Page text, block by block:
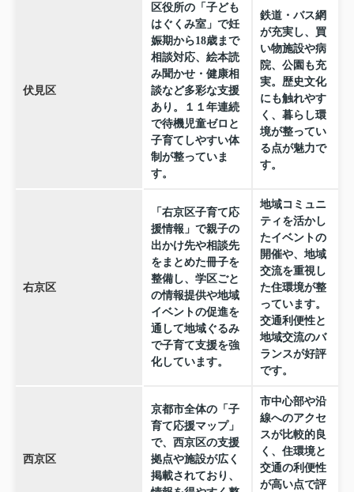
伏見区
区役所の「子ども
はぐくみ室」で妊
娠期から18歳まで
相談対応、絵本読
み聞かせ・健康相
談など多彩な支援
あり。１１年連続
で待機児童ゼロと
子育てしやすい体
制が整っていま
す。
鉄道・バス網
が充実し、買
い物施設や病
院、公園も充
実。歴史文化
にも触れやす
く、暮らし環
境が整ってい
る点が魅力で
す。
右京区
「右京区子育て応
援情報」で親子の
出かけ先や相談先
をまとめた冊子を
整備し、学区ごと
の情報提供や地域
イベントの促進を
通して地域ぐるみ
で子育て支援を強
化しています。
地域コミュニ
ティを活かし
たイベントの
開催や、地域
交流を重視し
た住環境が整
っています。
交通利便性と
地域交流のバ
ランスが好評
です。
西京区
京都市全体の「子
育て応援マップ」
で、西京区の支援
拠点や施設が広く
掲載されており、
市中心部や沿
線へのアクセ
スが比較的良
く、住環境と
交通の利便性
が高い点で評